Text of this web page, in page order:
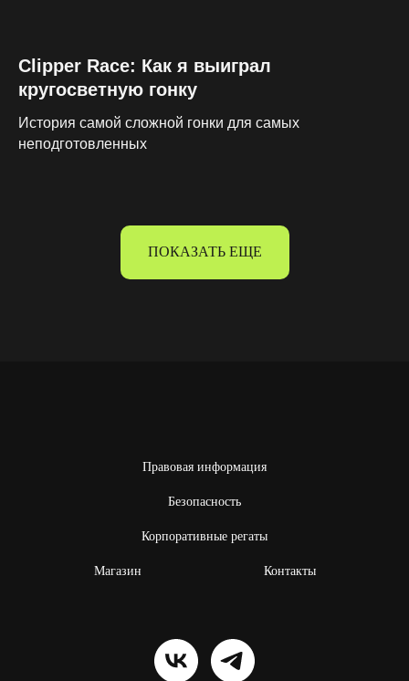
Clipper Race: Как я выиграл
кругосветную гонку
История самой сложной гонки для самых
неподготовленных
ПОКАЗАТЬ ЕЩЕ
Правовая информация
Безопасность
Корпоративные регаты
Магазин Контакты